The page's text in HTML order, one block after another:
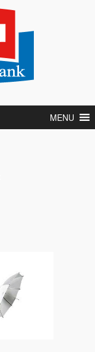
MENU